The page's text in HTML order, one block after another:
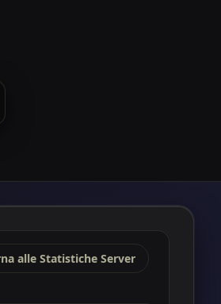
alle Statistiche Server